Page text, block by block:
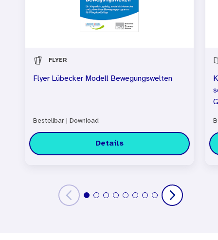
FLYER
Flyer Lübecker Modell Bewegungswelten
Bestellbar Download
Details